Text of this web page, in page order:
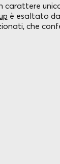
carattere
è esaltato
che